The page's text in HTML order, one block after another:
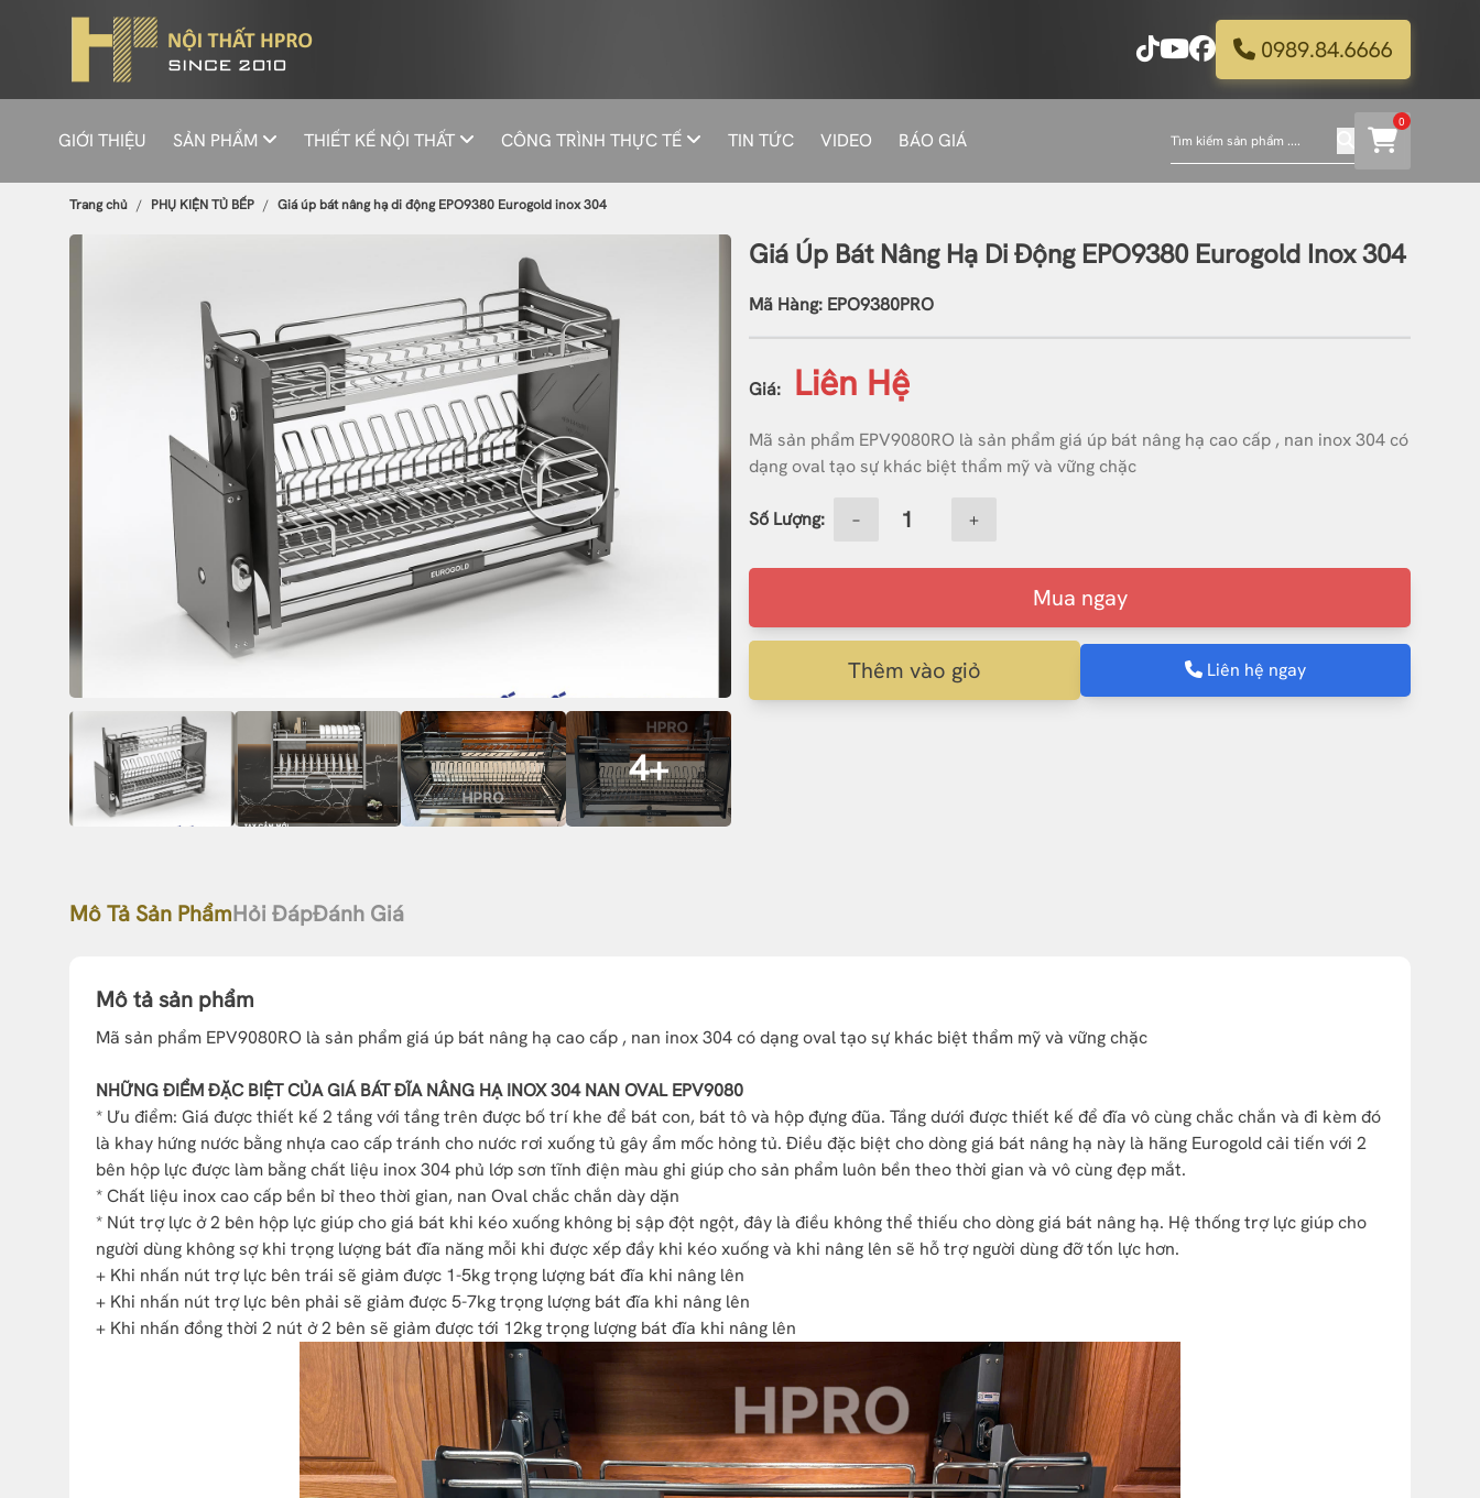
0989.84.6666
GIỚI THIỆU SẢN PHẨM THIẾT KẾ NỘI THẤT CÔNG TRÌNH THỰC TẾ TIN TỨC VIDEO BÁO GIÁ
0
Trang chủ PHỤ KIỆN TỦ BẾP Giá úp bát nâng hạ di động EPO9380 Eurogold inox 304
4+
Giá Úp Bát Nâng Hạ Di Động EPO9380 Eurogold Inox 304
Mã Hàng: EPO9380PRO
Giá: Liên Hệ
Mã sản phẩm EPV9080RO là sản phẩm giá úp bát nâng hạ cao cấp , nan inox 304 có
dạng oval tạo sự khác biệt thẩm mỹ và vững chặc
Số Lượng: − +
Mua ngay
Thêm vào giỏ Liên hệ ngay
Mô Tả Sản PhẩmHỏi ĐápĐánh Giá
Mô tả sản phẩm
Mã sản phẩm EPV9080RO là sản phẩm giá úp bát nâng hạ cao cấp , nan inox 304 có dạng oval tạo sự khác biệt thẩm mỹ và vững chặc
NHỮNG ĐIỂM ĐẶC BIỆT CỦA GIÁ BÁT ĐĨA NÂNG HẠ INOX 304 NAN OVAL EPV9080
* Ưu điểm: Giá được thiết kế 2 tầng với tầng trên được bố trí khe để bát con, bát tô và hộp đựng đũa. Tầng dưới được thiết kế để đĩa vô cùng chắc chắn và đi kèm đó
là khay hứng nước bằng nhựa cao cấp tránh cho nước rơi xuống tủ gây ẩm mốc hỏng tủ. Điều đặc biệt cho dòng giá bát nâng hạ này là hãng Eurogold cải tiến với 2
bên hộp lực được làm bằng chất liệu inox 304 phủ lớp sơn tĩnh điện màu ghi giúp cho sản phẩm luôn bền theo thời gian và vô cùng đẹp mắt.
* Chất liệu inox cao cấp bền bỉ theo thời gian, nan Oval chắc chắn dày dặn
* Nút trợ lực ở 2 bên hộp lực giúp cho giá bát khi kéo xuống không bị sập đột ngột, đây là điều không thể thiếu cho dòng giá bát nâng hạ. Hệ thống trợ lực giúp cho
người dùng không sợ khi trọng lượng bát đĩa năng mỗi khi được xếp đầy khi kéo xuống và khi nâng lên sẽ hỗ trợ người dùng đỡ tốn lực hơn.
+ Khi nhấn nút trợ lực bên trái sẽ giảm được 1-5kg trọng lượng bát đĩa khi nâng lên
+ Khi nhấn nút trợ lực bên phải sẽ giảm được 5-7kg trọng lượng bát đĩa khi nâng lên
+ Khi nhấn đồng thời 2 nút ở 2 bên sẽ giảm được tới 12kg trọng lượng bát đĩa khi nâng lên